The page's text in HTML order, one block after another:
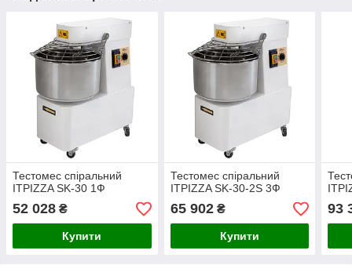
Тестомес спіральний
ITPIZZA SK-30 1Ф
52 028 ₴
Купити
Тестомес спіральний
ITPIZZA SK-30-2S 3Ф
65 902₴
Купити
93